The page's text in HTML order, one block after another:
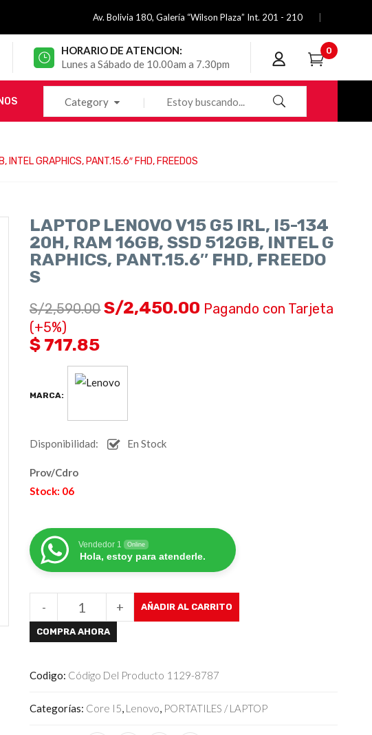
Av. Bolivia 180, Galería “Wilson Plaza” Int. 201 - 210
HORARIO DE ATENCION:
Lunes a Sábado de 10.00am a 7.30pm
0
Category
GRAPHICS, PANT.15.6″ FHD, FREEDOS
LAPTOP LENOVO V15 G5 IRL, I5-134
20H, RAM 16GB, SSD 512GB, INTEL G
RAPHICS, PANT.15.6″ FHD, FREEDO
S
S/2,590.00 S/2,450.00 Pagando con Tarjeta
(+5%)
$ 717.85
MARCA:
Disponibilidad: En Stock
Prov/Cdro
Stock: 06
Vendedor 1 Online
Hola, estoy para atenderle.
+
- AÑADIR AL CARRITO
COMPRA AHORA
Codigo: Código Del Producto 1129-8787
Categorías: Core I5, Lenovo, PORTATILES / LAPTOP